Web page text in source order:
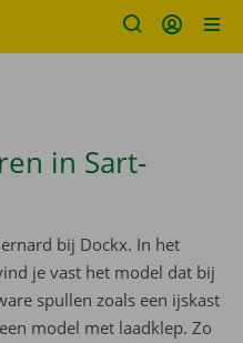
in Sart-
bij Dockx. In het
je vast het model dat bij
spullen zoals een ijskast
model met laadklep. Zo